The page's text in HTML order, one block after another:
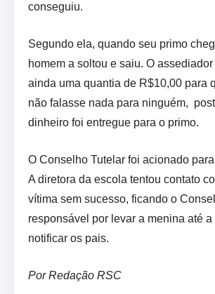
conseguiu.
Segundo ela, quando seu primo
homem a soltou e saiu. O
ainda uma quantia de R$10,00 para
não falasse nada para ninguém,
dinheiro foi entregue para o primo.
O Conselho Tutelar foi acionado
A diretora da escola tentou contato
vítima sem sucesso, ficando o
responsável por levar a menina até
notificar os pais.
Por Redação RSC